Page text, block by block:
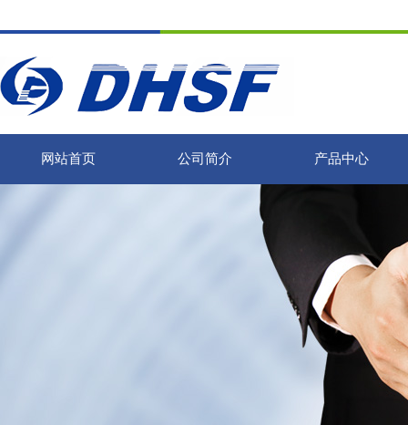
网站首页 公司简介 产品中心